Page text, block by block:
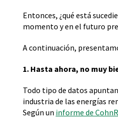
Entonces, ¿qué está
momento y en el futuro
A continuación,
1. Hasta ahora, no muy
Todo tipo de datos
industria de las energías
Según un informe de